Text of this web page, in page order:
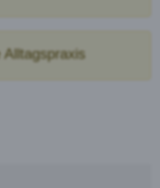
Alltagspraxis